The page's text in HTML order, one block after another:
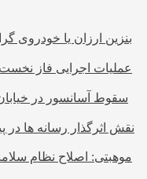
بنزین ارزان یا خودروی
عملیات اجرایی فاز
سقوط آسانسور در خیابان احمد
نقش اثرگذار رسانه ها در
موهبتی: اصلاح نظام